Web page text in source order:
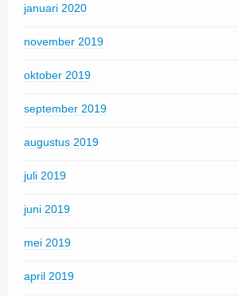
januari 2020
november 2019
oktober 2019
september 2019
augustus 2019
juli 2019
juni 2019
mei 2019
april 2019